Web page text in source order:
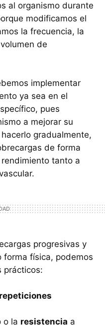
al organismo durante
modificamos el
la frecuencia, la
de
implementar
ya sea en el
pues
a mejorar su
gradualmente,
de forma
tanto a
progresivas y
forma física, podemos
prácticos:
repeticiones
o la resistencia a